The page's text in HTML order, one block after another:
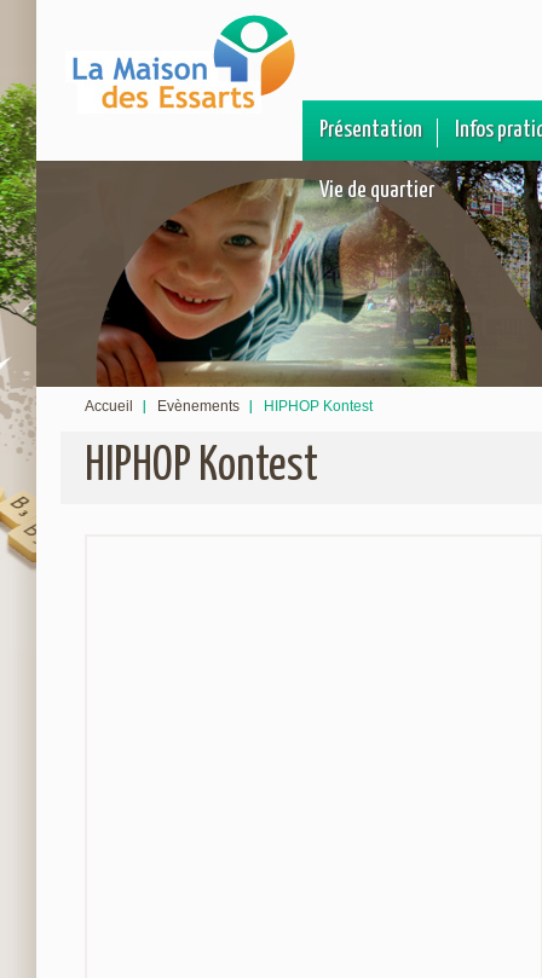
Présentation Infos
Vie de quartier
Accueil Evènements HIPHOP Kontest
HIPHOP Kontest